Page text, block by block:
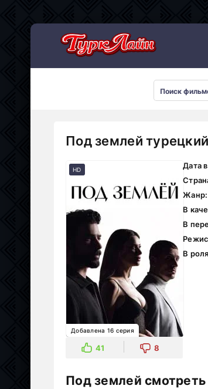
Под землей
HD
Добавлена 16 серия
41 8
Дата
Жанр:
В
В
В
Под землей смотреть